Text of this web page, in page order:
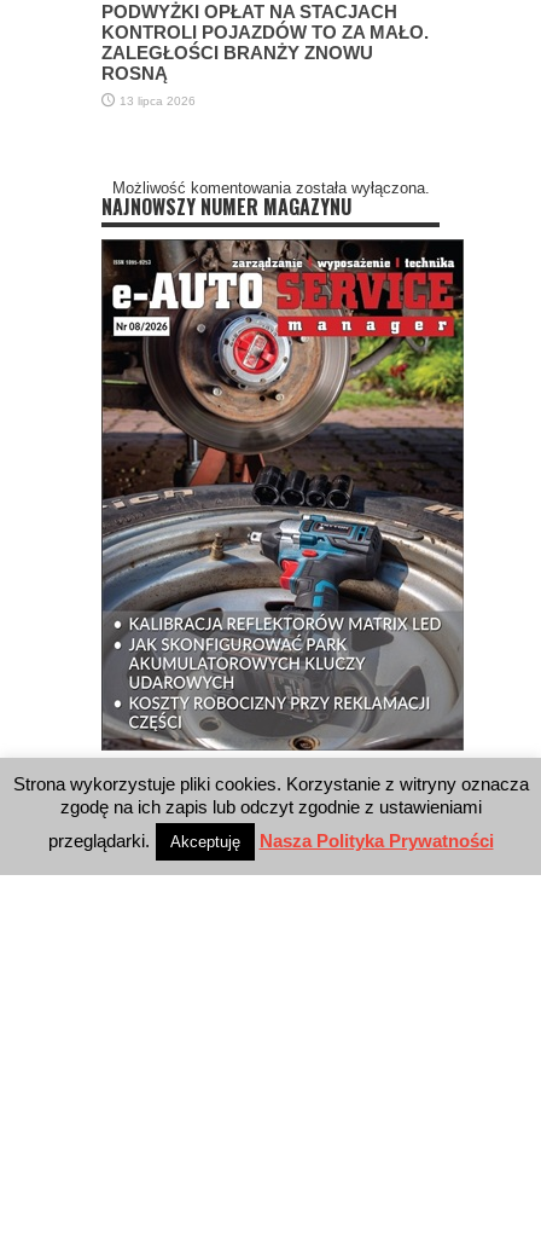
PODWYŻKI OPŁAT NA STACJACH
KONTROLI POJAZDÓW TO ZA MAŁO.
ZALEGŁOŚCI BRANŻY ZNOWU
ROSNĄ
13 lipca 2026
Możliwość komentowania została wyłączona.
NAJNOWSZY NUMER MAGAZYNU
WYSZUKIWARKA
Strona wykorzystuje pliki cookies. Korzystanie z witryny oznacza
zgodę na ich zapis lub odczyt zgodnie z ustawieniami
przeglądarki.
Akceptuję Nasza Polityka Prywatności